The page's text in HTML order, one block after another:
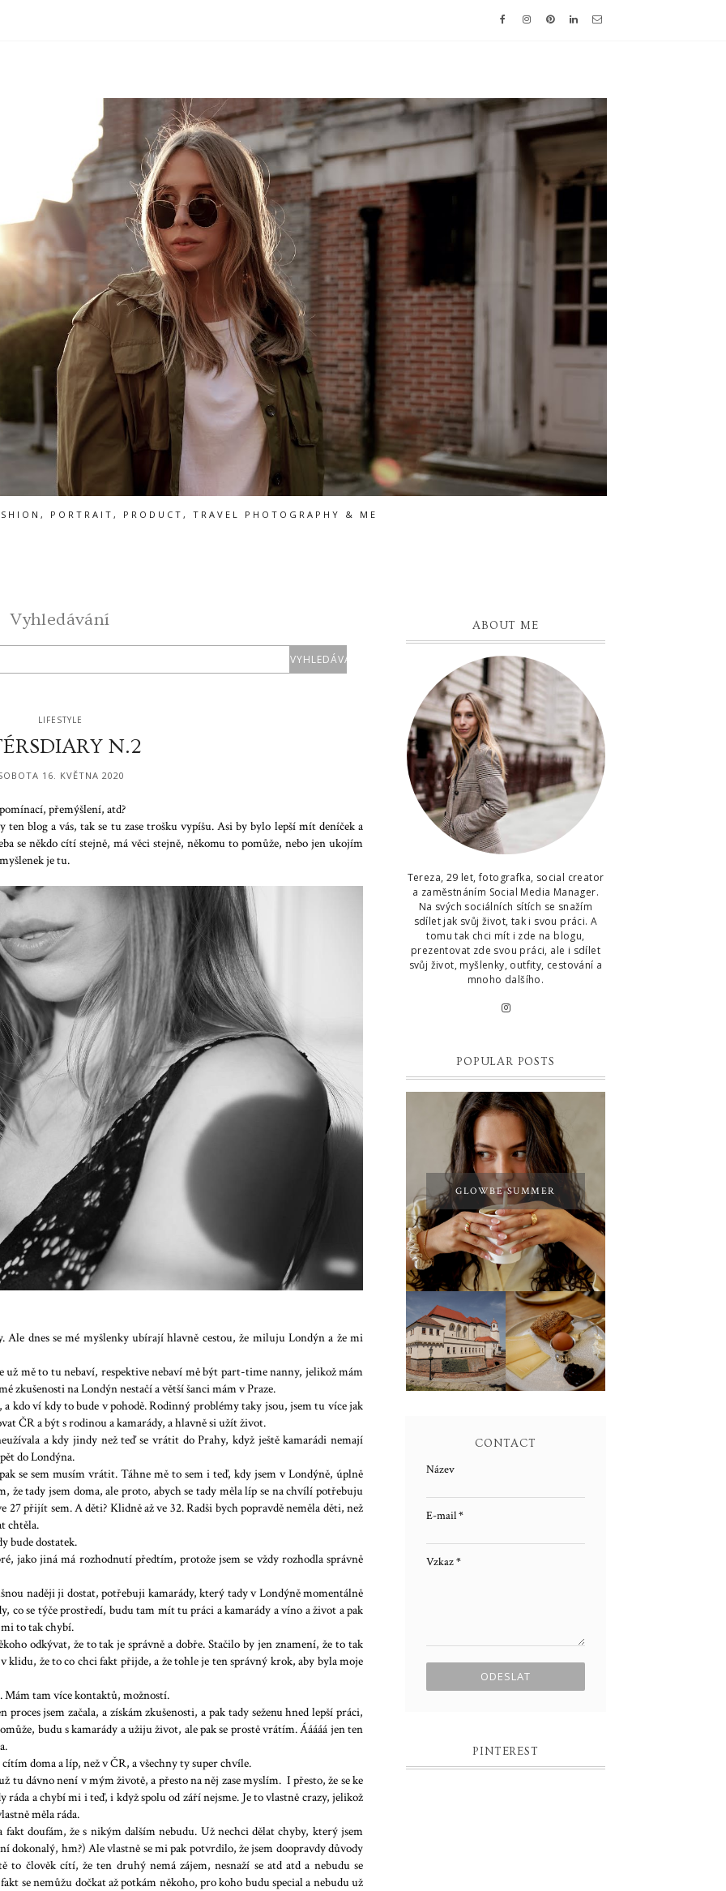
PORTRAIT, PRODUCT, TRAVEL PHOTOGRAPHY & ME
Vyhledávání
LIFESTYLE
N.2
16. KVĚTNA 2020
přemýšlení, atd?
blog a vás, tak se tu zase trošku vypíšu. Asi by bylo lepší mít deníček a
se někdo cítí stejně, má věci stejně, někomu to pomůže, nebo jen ukojím
je tu.
dnes se mé myšlenky ubírají hlavně cestou, že miluju Londýn a že mi
už mě to tu nebaví, respektive nebaví mě být part-time nanny, jelikož mám
zkušenosti na Londýn nestačí a větší šanci mám v Praze.
kdo ví kdy to bude v pohodě. Rodinný problémy taky jsou, jsem tu více jak
ČR a být s rodinou a kamarády, a hlavně si užít život.
a kdy jindy než teď se vrátit do Prahy, když ještě kamarádi nemají
do Londýna.
se sem musím vrátit. Táhne mě to sem i teď, kdy jsem v Londýně, úplně
tady jsem doma, ale proto, abych se tady měla líp se na chvílí potřebuju
přijít sem. A děti? Klidně až ve 32. Radši bych popravdě neměla děti, než
chtěla.
bude dostatek.
jako jiná má rozhodnutí předtím, protože jsem se vždy rozhodla správně
naději ji dostat, potřebuji kamarády, který tady v Londýně momentálně
co se týče prostředí, budu tam mít tu práci a kamarády a víno a život a pak
to tak chybí.
odkývat, že to tak je správně a dobře. Stačilo by jen znamení, že to tak
klidu, že to co chci fakt přijde, a že tohle je ten správný krok, aby byla moje
Mám tam více kontaktů, možností.
jsem začala, a získám zkušenosti, a pak tady seženu hned lepší práci,
budu s kamarády a užiju život, ale pak se prostě vrátím. Ááááá jen ten
doma a líp, než v ČR, a všechny ty super chvíle.
tu dávno není v mým životě, a přesto na něj zase myslím. I přesto, že se ke
a chybí mi i teď, i když spolu od září nejsme. Je to vlastně crazy, jelikož
měla ráda.
fakt doufám, že s nikým dalším nebudu. Už nechci dělat chyby, který jsem
dokonalý, hm?) Ale vlastně se mi pak potvrdilo, že jsem doopravdy důvody
to člověk cítí, že ten druhý nemá zájem, nesnaží se atd atd a nebudu se
se nemůžu dočkat až potkám někoho, pro koho budu special a nebudu už
ABOUT ME
Tereza, 29 let, fotografka, social creator
a zaměstnáním Social Media Manager.
Na svých sociálních sítích se snažím
sdílet jak svůj život, tak i svou práci. A
tomu tak chci mít i zde na blogu,
prezentovat zde svou práci, ale i sdílet
svůj život, myšlenky, outfity, cestování a
mnoho dalšího.
POPULAR POSTS
GLOWBE SUMMER
BRNO
SOLO BAKERY
&
ANTONÍNOVO
PEKAŘSTVÍ
CONTACT
Název
E-mail*
Vzkaz*
PINTEREST